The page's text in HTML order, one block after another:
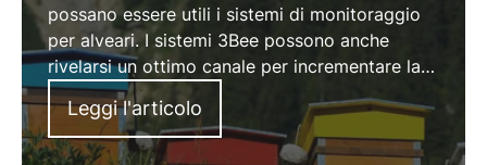
possano essere utili i sistemi di monitoraggio
per alveari. I sistemi 3Bee possono anche
rivelarsi un ottimo canale per incrementare la
vendita del tuo miele. Scopri cinque motivi per
far adottare il tuo alveare!
Leggi l'articolo